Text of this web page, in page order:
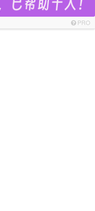
PRO